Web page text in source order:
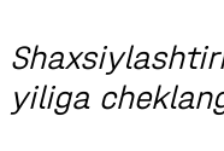
yiliga